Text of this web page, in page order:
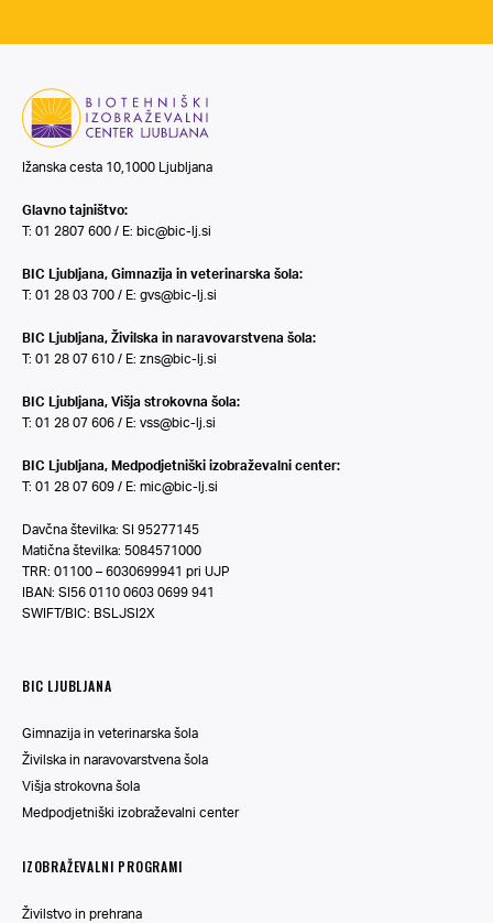
Ižanska cesta 10,1000 Ljubljana
Glavno tajništvo:
T: 01 2807 600 / E: bic@bic-lj.si
BIC Ljubljana, Gimnazija in veterinarska šola:
T: 01 28 03 700 / E: gvs@bic-lj.si
BIC Ljubljana, Živilska in naravovarstvena šola:
T: 01 28 07 610 / E: zns@bic-lj.si
BIC Ljubljana, Višja strokovna šola:
T: 01 28 07 606 / E: vss@bic-lj.si
BIC Ljubljana, Medpodjetniški izobraževalni center:
T: 01 28 07 609 / E: mic@bic-lj.si
Davčna številka: SI 95277145
Matična številka: 5084571000
TRR: 01100 – 6030699941 pri UJP
IBAN: SI56 0110 0603 0699 941
SWIFT/BIC: BSLJSI2X
BIC LJUBLJANA
Gimnazija in veterinarska šola
Živilska in naravovarstvena šola
Višja strokovna šola
Medpodjetniški izobraževalni center
IZOBRAŽEVALNI PROGRAMI
Živilstvo in prehrana